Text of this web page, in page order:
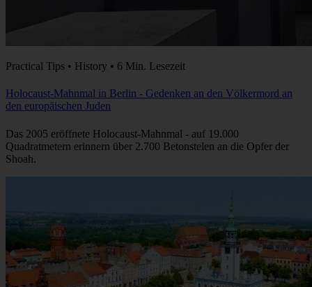
Practical Tips • History • 6 Min. Lesezeit
Holocaust-Mahnmal in Berlin - Gedenken an den Völkermord an
den europäischen Juden
Das 2005 eröffnete Holocaust-Mahnmal - auf 19.000
Quadratmetern erinnern über 2.700 Betonstelen an die Opfer der
Shoah.